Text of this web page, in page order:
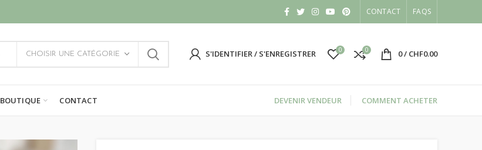
CONTACT FAQS
CHOISIR UNE CATÉGORIE S'IDENTIFIER / S'ENREGISTRER 0 0 0/ CHF0.00
BOUTIQUE CONTACT DEVENIR VENDEUR COMMENT ACHETER